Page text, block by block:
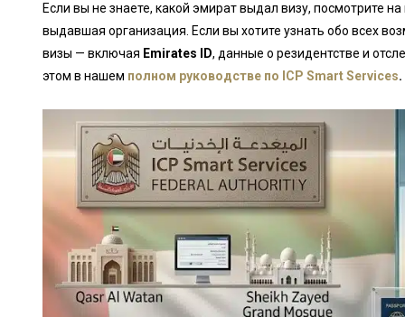
Если вы не знаете, какой эмират выдал визу, посмотрите
выдавшая организация. Если вы хотите узнать обо всех
визы — включая Emirates ID, данные о резидентстве и
этом в нашем полном руководстве по ICP Smart Services.